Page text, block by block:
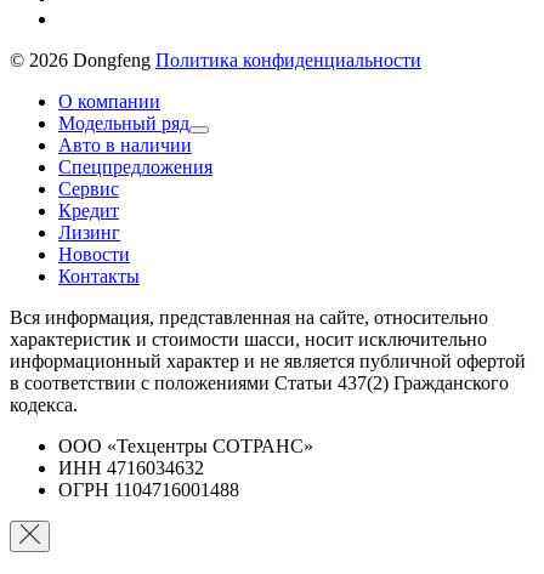
© 2026 Dongfeng Политика конфиденциальности
О компании
Модельный ряд
Авто в наличии
Спецпредложения
Сервис
Кредит
Лизинг
Новости
Контакты
Вся информация, представленная на сайте, относительно
характеристик и стоимости шасси, носит исключительно
информационный характер и не является публичной офертой
в соответствии с положениями Статьи 437(2) Гражданского
кодекса.
ООО «Техцентры СОТРАНС»
ИНН 4716034632
ОГРН 1104716001488